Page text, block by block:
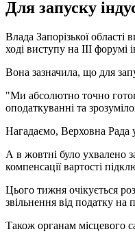
Для запуску
Влада Запорізької
ході виступу на ІІІ форумі
Вона зазначила, що для
"Ми абсолютно точно
оподаткуванні та
Нагадаємо, Верховна Рада
А в жовтні було ухвалено
компенсації вартості
Цього тижня очікується
звільнення від податку на
Також органам місцевого